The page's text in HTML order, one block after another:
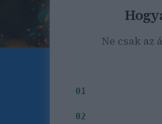
Ne csak az
01
02